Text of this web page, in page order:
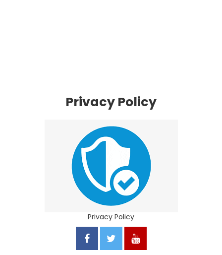
Privacy Policy
Privacy Policy